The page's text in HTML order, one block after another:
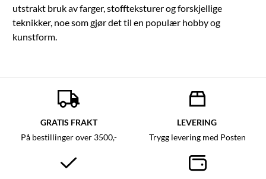
utstrakt bruk av farger, stoffteksturer og forskjellige
teknikker, noe som gjør det til en populær hobby og
kunstform.
GRATIS FRAKT
På bestillinger over 3500,-
LEVERING
Trygg levering med Posten